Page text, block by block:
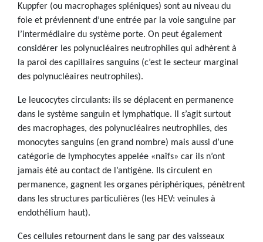
Kuppfer (ou macrophages spléniques) sont au niveau du
foie et préviennent d’une entrée par la voie sanguine par
l’intermédiaire du système porte. On peut également
considérer les polynucléaires neutrophiles qui adhèrent à
la paroi des capillaires sanguins (c’est le secteur marginal
des polynucléaires neutrophiles).
Le leucocytes circulants: ils se déplacent en permanence
dans le système sanguin et lymphatique. Il s’agit surtout
des macrophages, des polynucléaires neutrophiles, des
monocytes sanguins (en grand nombre) mais aussi d’une
catégorie de lymphocytes appelée «naïfs» car ils n’ont
jamais été au contact de l’antigène. Ils circulent en
permanence, gagnent les organes périphériques, pénètrent
dans les structures particulières (les HEV: veinules à
endothélium haut).
Ces cellules retournent dans le sang par des vaisseaux